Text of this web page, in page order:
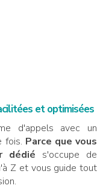
et optimisées
d'appels avec un
fois. Parce que vous
dédié s'occupe de
Z et vous guide tout